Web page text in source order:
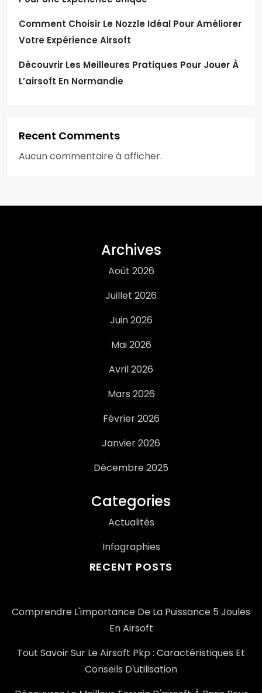
Comment Choisir Le Nozzle Idéal Pour Améliorer
Votre Expérience Airsoft
Découvrir Les Meilleures Pratiques Pour Jouer À
L’airsoft En Normandie
Recent Comments
Aucun commentaire à afficher.
Archives
Août 2026
Juillet 2026
Juin 2026
Mai 2026
Avril 2026
Mars 2026
Février 2026
Janvier 2026
Décembre 2025
Categories
Actualités
Infographies
RECENT POSTS
Comprendre L'importance De La Puissance 5 Joules
En Airsoft
Tout Savoir Sur Le Airsoft Pkp : Caractéristiques Et
Conseils D'utilisation